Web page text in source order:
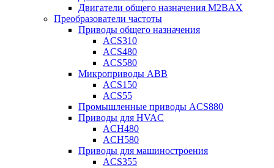
Двигатели общего назначения M2BAX
Преобразователи частоты
Приводы общего назначения
ACS310
ACS480
ACS580
Микроприводы ABB
ACS150
ACS55
Промышленные приводы ACS880
Приводы для HVAC
ACH480
ACH580
Приводы для машиностроения
ACS355